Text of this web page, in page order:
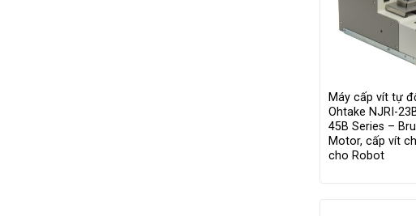
Máy cấp vít tự
Ohtake NJRI-
45B Series –
Motor, cấp vít
cho Robot